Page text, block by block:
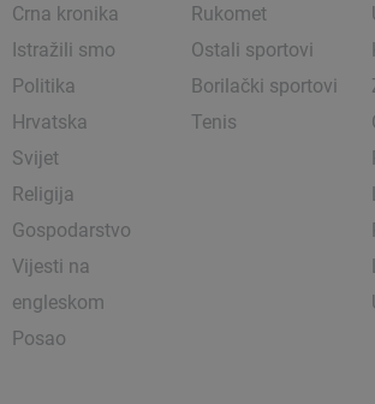
Crna kronika
Istražili smo
Politika
Hrvatska
Svijet
Religija
Gospodarstvo
Vijesti na
engleskom
Posao
Rukomet
Ostali sportovi
Borilački sportovi
Tenis